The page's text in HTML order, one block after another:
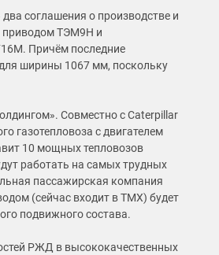
соглашения о производстве и
приводом ТЭМ9Н и
Причём последние
ширины 1067 мм, поскольку
Совместно с Caterpillar
газотепловоза с двигателем
10 мощных тепловозов
работать на самых трудных
пассажирская компания
(сейчас входит в ТМХ) будет
подвижного состава.
РЖД в высококачественных